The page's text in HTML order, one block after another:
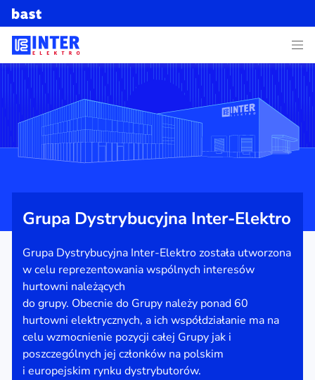
Grupa Dystrybucyjna Inter-Elektro
Grupa Dystrybucyjna Inter-Elektro została utworzona
w celu reprezentowania wspólnych interesów
hurtowni należących
do grupy. Obecnie do Grupy należy ponad 60
hurtowni elektrycznych, a ich współdziałanie ma na
celu wzmocnienie pozycji całej Grupy jak i
poszczególnych jej członków na polskim
i europejskim rynku dystrybutorów.